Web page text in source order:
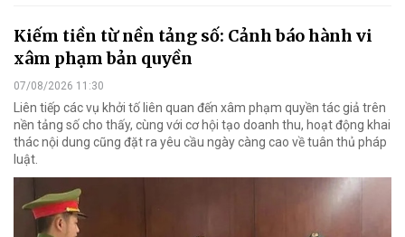
Kiếm tiền từ nền tảng số: Cảnh báo hành vi
xâm phạm bản quyền
07/08/2026 11:30
Liên tiếp các vụ khởi tố liên quan đến xâm phạm quyền tác giả trên
nền tảng số cho thấy, cùng với cơ hội tạo doanh thu, hoạt động khai
thác nội dung cũng đặt ra yêu cầu ngày càng cao về tuân thủ pháp
luật.